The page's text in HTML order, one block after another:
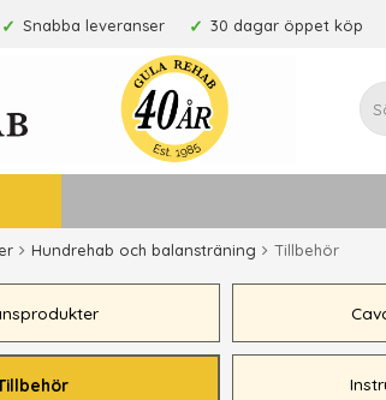
Snabba leveranser 30 dagar öppet köp
Hundrehab och balansträning Tillbehör